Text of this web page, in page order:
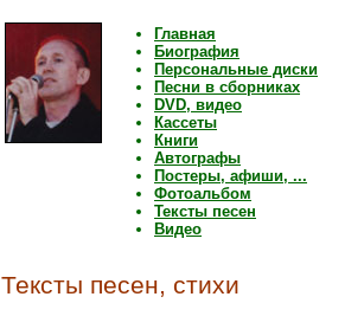
Главная
Биография
Персональные диски
Песни в сборниках
DVD, видео
Кассеты
Книги
Автографы
Постеры, афиши, ...
Фотоальбом
Тексты песен
Видео
Тексты песен, стихи